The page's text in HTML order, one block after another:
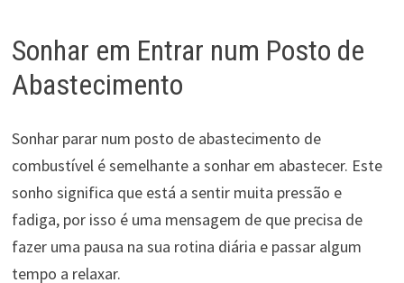
Sonhar em Entrar num Posto de
Abastecimento
Sonhar parar num posto de abastecimento de
combustível é semelhante a sonhar em abastecer. Este
sonho significa que está a sentir muita pressão e
fadiga, por isso é uma mensagem de que precisa de
fazer uma pausa na sua rotina diária e passar algum
tempo a relaxar.